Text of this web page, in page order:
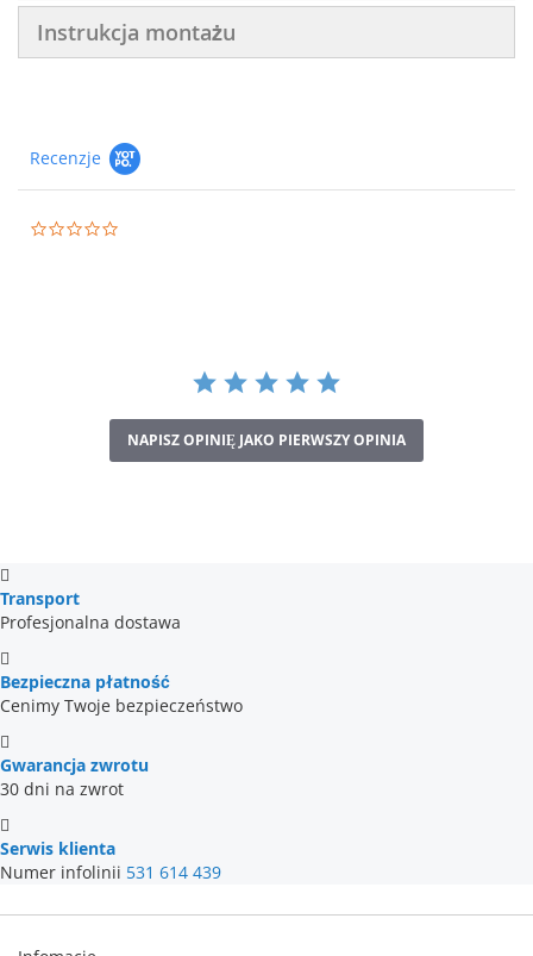
Instrukcja montażu
Recenzje
NAPISZ OPINIĘ JAKO PIERWSZY OPINIA
Transport
Profesjonalna dostawa
Bezpieczna płatność
Cenimy Twoje bezpieczeństwo
Gwarancja zwrotu
30 dni na zwrot
Serwis klienta
Numer infolinii 531 614 439